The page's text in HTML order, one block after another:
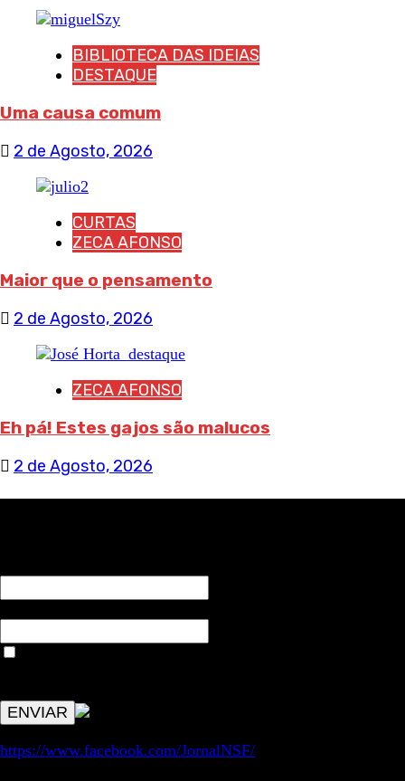
BIBLIOTECA DAS IDEIAS
DESTAQUE
Uma causa comum
2 de Agosto, 2026
CURTAS
ZECA AFONSO
Maior que o pensamento
2 de Agosto, 2026
ZECA AFONSO
Eh pá! Estes gajos são malucos
2 de Agosto, 2026
https://www.facebook.com/JornalNSF/